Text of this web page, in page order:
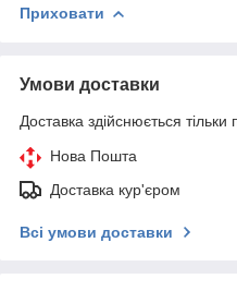
Приховати
Умови доставки
Доставка здійснюється тільки
Нова Пошта
Доставка кур'єром
Всі умови доставки